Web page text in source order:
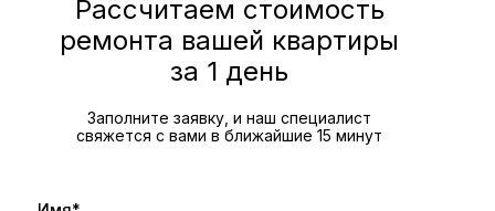
Рассчитаем стоимость
ремонта вашей квартиры
за 1 день
Заполните заявку, и наш специалист
свяжется с вами в ближайшие 15 минут